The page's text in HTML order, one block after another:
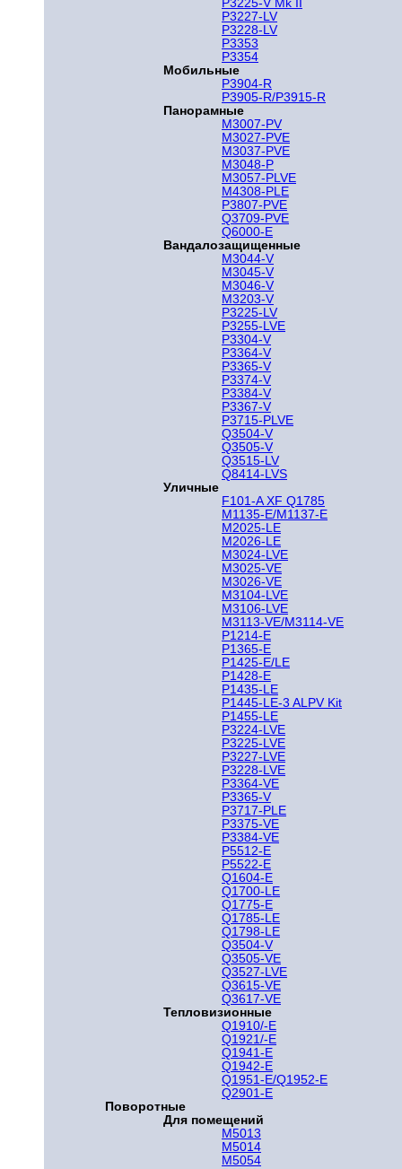
P3225-V Mk II
P3227-LV
P3228-LV
P3353
P3354
Мобильные
P3904-R
P3905-R/P3915-R
Панорамные
M3007-PV
M3027-PVE
M3037-PVE
M3048-P
M3057-PLVE
M4308-PLE
P3807-PVE
Q3709-PVE
Q6000-E
Вандалозащищенные
M3044-V
M3045-V
M3046-V
M3203-V
P3225-LV
P3255-LVE
P3304-V
P3364-V
P3365-V
P3374-V
P3384-V
P3367-V
P3715-PLVE
Q3504-V
Q3505-V
Q3515-LV
Q8414-LVS
Уличные
F101-A XF Q1785
M1135-E/M1137-E
M2025-LE
M2026-LE
M3024-LVE
M3025-VE
M3026-VE
M3104-LVE
M3106-LVE
M3113-VE/M3114-VE
P1214-E
P1365-E
P1425-E/LE
P1428-E
P1435-LE
P1445-LE-3 ALPV Kit
P1455-LE
P3224-LVE
P3225-LVE
P3227-LVE
P3228-LVE
P3364-VE
P3365-V
P3717-PLE
P3375-VE
P3384-VE
P5512-E
P5522-E
Q1604-E
Q1700-LE
Q1775-E
Q1785-LE
Q1798-LE
Q3504-V
Q3505-VE
Q3527-LVE
Q3615-VE
Q3617-VE
Тепловизионные
Q1910/-E
Q1921/-E
Q1941-E
Q1942-E
Q1951-E/Q1952-E
Q2901-E
Поворотные
Для помещений
M5013
M5014
M5054